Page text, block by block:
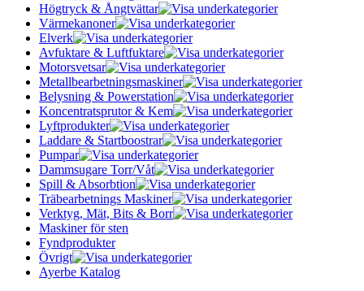
Högtryck & Ångtvättar
Värmekanoner
Elverk
Avfuktare & Luftfuktare
Motorsvetsar
Metallbearbetningsmaskiner
Belysning & Powerstation
Koncentratsprutor & Kem
Lyftprodukter
Laddare & Startboostrar
Pumpar
Dammsugare Torr/Våt
Spill & Absorbtion
Träbearbetnings Maskiner
Verktyg, Mät, Bits & Borr
Maskiner för sten
Fyndprodukter
Övrigt
Ayerbe Katalog